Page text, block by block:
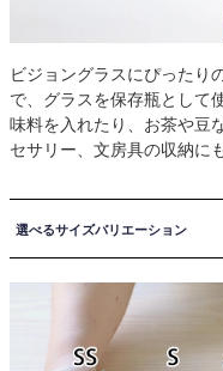
ビジョングラスにぴったり
で、グラスを保存瓶として
味料を入れたり、お茶や豆
セサリー、文房具の収納に
選べるサイズバリエーション